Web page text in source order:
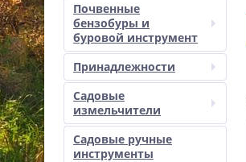
Почвенные
бензобуры и
буровой инструмент
Принадлежности
Садовые
измельчители
Садовые ручные
инструменты